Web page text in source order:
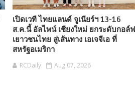
เปิดเวที ไทยแลนด์ จูเนียร์ฯ 13-16
ส.ค.นี้ อัลไพน์ เชียงใหม่ ยกระดับกอล์ฟ
เยาวชนไทย สู่เส้นทาง เอเจจีเอ ที่
สหรัฐอเมริกา
RCDaily Aug 07, 2026